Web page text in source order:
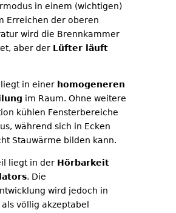
in einem (wichtigen)
Erreichen der oberen
wird die Brennkammer
aber der Lüfter läuft
in einer homogeneren
im Raum. Ohne weitere
kühlen Fensterbereiche
während sich in Ecken
Stauwärme bilden kann.
liegt in der Hörbarkeit
. Die
wird jedoch in
völlig akzeptabel